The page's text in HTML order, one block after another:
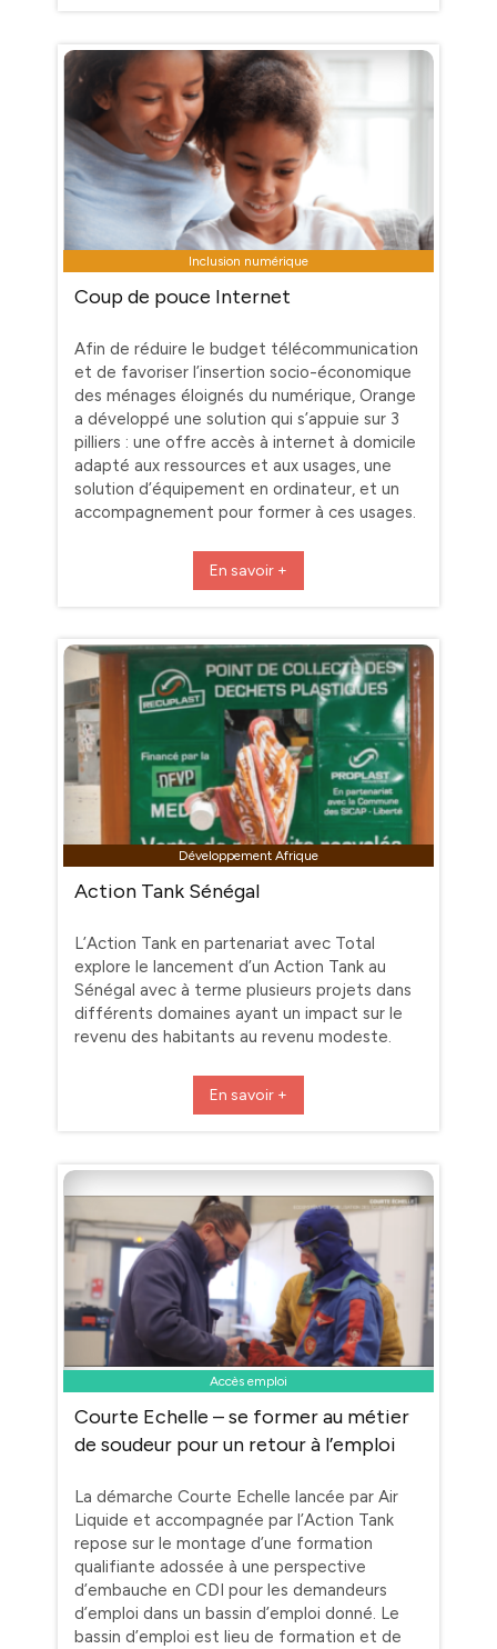
Inclusion numérique
Coup de pouce Internet
Afin de réduire le budget télécommunication
et de favoriser l’insertion socio-économique
des ménages éloignés du numérique, Orange
a développé une solution qui s’appuie sur 3
pilliers : une offre accès à internet à domicile
adapté aux ressources et aux usages, une
solution d’équipement en ordinateur, et un
accompagnement pour former à ces usages.
En savoir +
Développement Afrique
Action Tank Sénégal
L’Action Tank en partenariat avec Total
explore le lancement d’un Action Tank au
Sénégal avec à terme plusieurs projets dans
différents domaines ayant un impact sur le
revenu des habitants au revenu modeste.
En savoir +
Accès emploi
Courte Echelle – se former au métier
de soudeur pour un retour à l’emploi
La démarche Courte Echelle lancée par Air
Liquide et accompagnée par l’Action Tank
repose sur le montage d’une formation
qualifiante adossée à une perspective
d’embauche en CDI pour les demandeurs
d’emploi dans un bassin d’emploi donné. Le
bassin d’emploi est lieu de formation et de